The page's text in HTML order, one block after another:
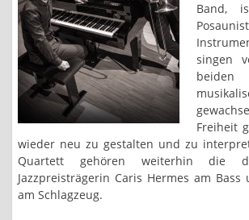
Band,
singen
Freiheit
wieder neu zu gestalten und zu
Quartett gehören weiterhin die
Jazzpreisträgerin Caris Hermes am Bass
am Schlagzeug.